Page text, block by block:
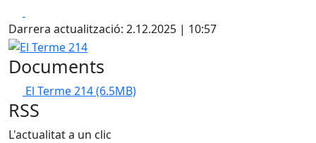
Darrera actualització: 2.12.2025 | 10:57
El Terme 214
Documents
El Terme 214(6.5MB)
RSS
L'actualitat a un clic